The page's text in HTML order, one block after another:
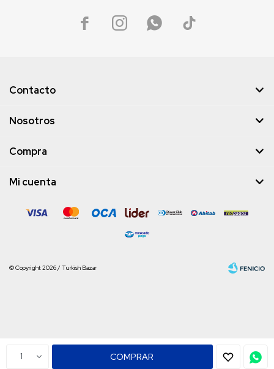
1 COMPRAR
   
Contacto
Nosotros
Compra
Mi cuenta
© Copyright 2026 / Turkish Bazar